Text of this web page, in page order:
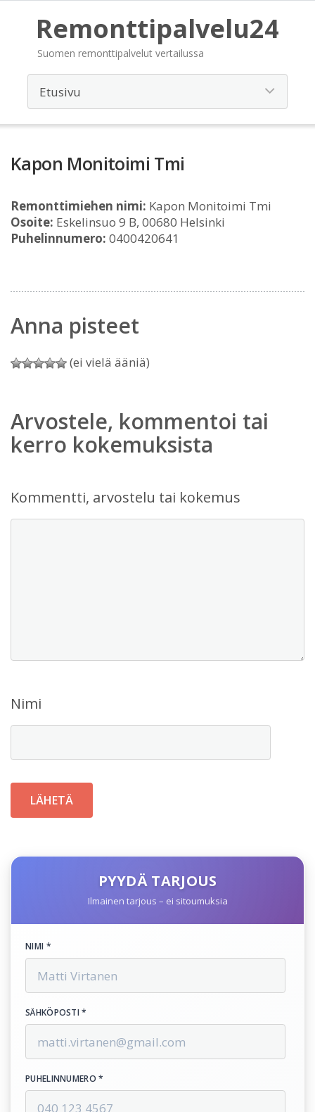
Remonttipalvelu24
Suomen remonttipalvelut vertailussa
Kapon Monitoimi Tmi
Remonttimiehen nimi: Kapon Monitoimi Tmi
Osoite: Eskelinsuo 9 B, 00680 Helsinki
Puhelinnumero: 0400420641
Anna pisteet
(ei vielä ääniä)
Arvostele, kommentoi tai
kerro kokemuksista
Kommentti, arvostelu tai kokemus
Nimi
PYYDÄ TARJOUS
Ilmainen tarjous – ei sitoumuksia
NIMI *
SÄHKÖPOSTI *
PUHELINNUMERO *